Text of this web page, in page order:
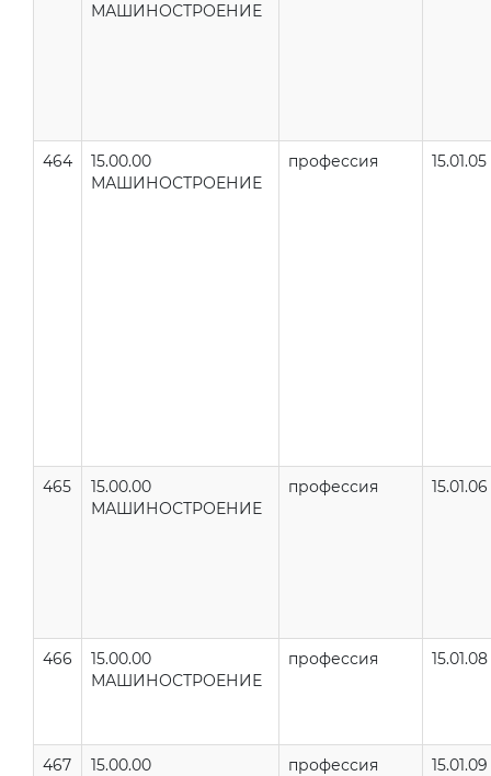
МАШИНОСТРОЕНИЕ
464
15.00.00
МАШИНОСТРОЕНИЕ
профессия 15.01.05
465
15.00.00
МАШИНОСТРОЕНИЕ
профессия 15.01.06
466
15.00.00
МАШИНОСТРОЕНИЕ
профессия 15.01.08
467
15.00.00
профессия 15.01.09